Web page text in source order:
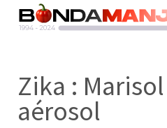
Zika :
aérosol